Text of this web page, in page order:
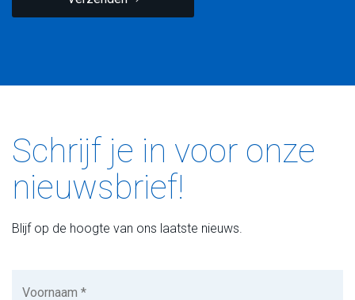
Schrijf je in voor onze
nieuwsbrief!
Blijf op de hoogte van ons laatste nieuws.